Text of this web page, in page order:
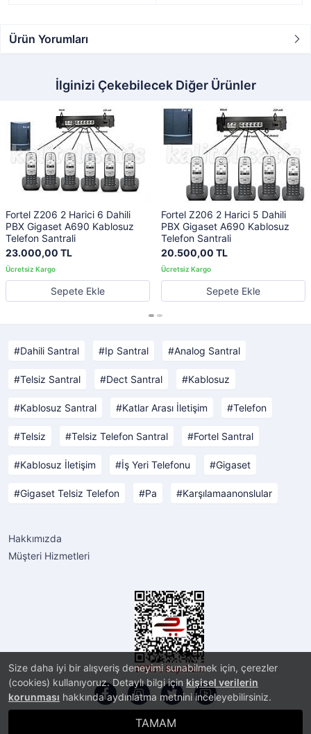
Size daha iyi bir alışveriş deneyimi sunabilmek için, çerezler
(cookies) kullanıyoruz. Detaylı bilgi için kişisel verilerin
korunması hakkında aydınlatma metnini inceleyebilirsiniz.
TAMAM
Ürün Yorumları
İlginizi Çekebilecek Diğer Ürünler
Fortel Z206 2 Harici 6 Dahili
PBX Gigaset A690 Kablosuz
Telefon Santrali
23.000,00 TL
Sepete Ekle
Fortel Z206 2 Harici 5 Dahili
PBX Gigaset A690 Kablosuz
Telefon Santrali
20.500,00 TL
Sepete Ekle
Dahili Santral Ip Santral Analog Santral
Telsiz Santral Dect Santral Kablosuz
Kablosuz Santral Katlar Arası İletişim Telefon
Telsiz Telsiz Telefon Santral Fortel Santral
Kablosuz İletişim İş Yeri Telefonu Gigaset
Gigaset Telsiz Telefon Pa Karşılamaanonslular
Hakkımızda
Müşteri Hizmetleri
E-Ticaret Sistemi